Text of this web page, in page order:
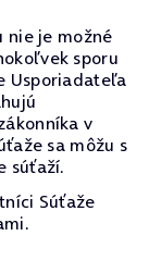
nie je možné
sporu
Usporiadateľa
v
sa môžu s
súťaží.
Súťaže